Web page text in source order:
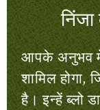
आपके अनुभव
शामिल होगा,
है। इन्हें ब्लो